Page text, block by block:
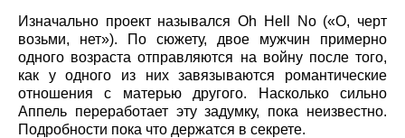
Изначально проект назывался Oh Hell No («О, черт
возьми, нет»). По сюжету, двое мужчин примерно
одного возраста отправляются на войну после того,
как у одного из них завязываются романтические
отношения с матерью другого. Насколько сильно
Аппель переработает эту задумку, пока неизвестно.
Подробности пока что держатся в секрете.